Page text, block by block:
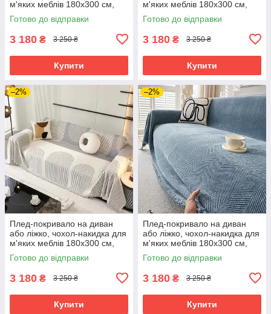
м'яких меблів 180х300 см,
сірий
Готово до відправки
3 180 ₴ 3 250 ₴
Купити
м'яких меблів 180х300 см,
білий з візерунком
Готово до відправки
3 180 ₴ 3 250 ₴
Купити
–2%
Плед-покривало на диван
або ліжко, чохол-накидка для
м'яких меблів 180х300 см,
сіро-білий
Готово до відправки
3 180 ₴ 3 250 ₴
Купити
–2%
Плед-покривало на диван
або ліжко, чохол-накидка для
м'яких меблів 180х300 см,
синій
Готово до відправки
3 180 ₴ 3 250 ₴
Купити